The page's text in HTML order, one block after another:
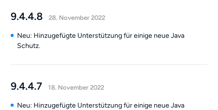
9.4.4.8 28. November 2022
Neu: Hinzugefügte Unterstützung für einige neue Java
Schutz.
9.4.4.7 18. November 2022
Neu: Hinzugefügte Unterstützung für einige neue Java